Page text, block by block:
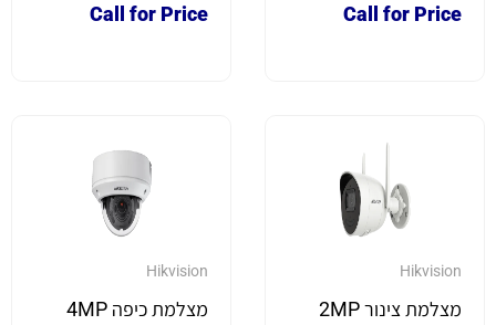
Call for Price
Call for Price
Hikvision
מצלמת צינור 2MP
Hikvision
מצלמת כיפה 4MP